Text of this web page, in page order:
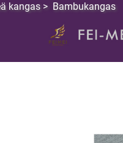
kangas > Bambukangas